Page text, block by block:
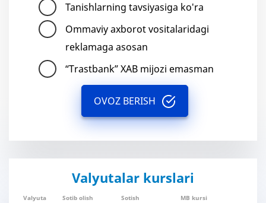
Tanishlarning tavsiyasiga ko'ra
Ommaviy axborot vositalaridagi
reklamaga asosan
“Trastbank” XAB mijozi emasman
OVOZ BERISH
Valyutalar kurslari
Valyuta Sotib olish Sotish MB kursi